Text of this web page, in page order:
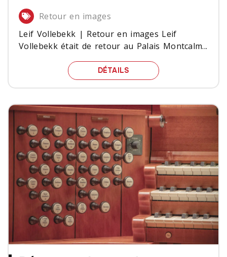
Retour en images
Leif Vollebekk | Retour en images Leif
Vollebekk était de retour au Palais Montcalm...
DÉTAILS LEIF VOLLEBEKK |